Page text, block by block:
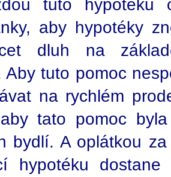
tuto hypotéku
aby hypotéky
dluh na
Aby tuto pomoc
na rychlém
tato pomoc
bydlí. A oplátkou
hypotéku